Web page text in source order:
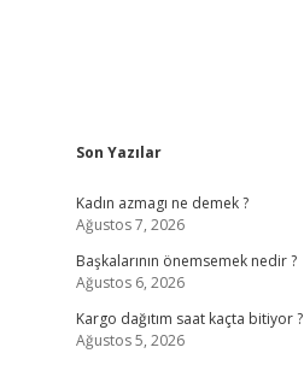
Sidebar
Son Yazılar
Kadın azmagı ne demek ?
Ağustos 7, 2026
Başkalarının önemsemek nedir ?
Ağustos 6, 2026
Kargo dağıtım saat kaçta bitiyor ?
Ağustos 5, 2026